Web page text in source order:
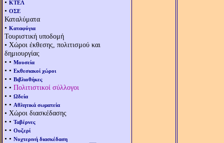
• ΚΤΕΛ
• ΟΣΕ
Καταλύματα
• Καταφύγια
Τουριστική υποδομή
• Χώροι έκθεσης, πολιτισμού και
δημιουργίας
• • Μουσεία
• • Εκθεσιακοί χώροι
• • Βιβλιοθήκες
• • Πολιτιστικοί σύλλογοι
• • Ωδεία
• • Αθλητικά σωματεία
• Χώροι διασκέδασης
• • Ταβέρνες
• • Ουζερί
• • Νυχτερινή διασκέδαση